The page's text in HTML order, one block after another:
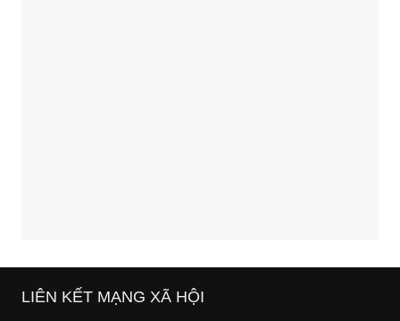
LIÊN KẾT MẠNG XÃ HỘI